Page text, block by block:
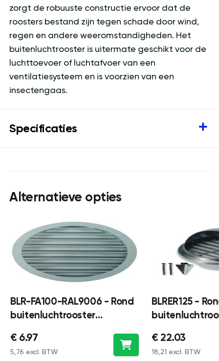
zorgt de robuuste constructie ervoor dat de
roosters bestand zijn tegen schade door wind,
regen en andere weeromstandigheden. Het
buitenluchtrooster is uitermate geschikt voor de
luchttoevoer of luchtafvoer van een
ventilatiesysteem en is voorzien van een
insectengaas.
Specificaties
Alternatieve opties
BLR-FA100-RAL9006 - Rond
buitenluchtrooster
muggengaas
€ 6.97
5,76 excl. BTW
BLRER125 -
ventilatie met
€ 22.03
18,21 excl. BTW